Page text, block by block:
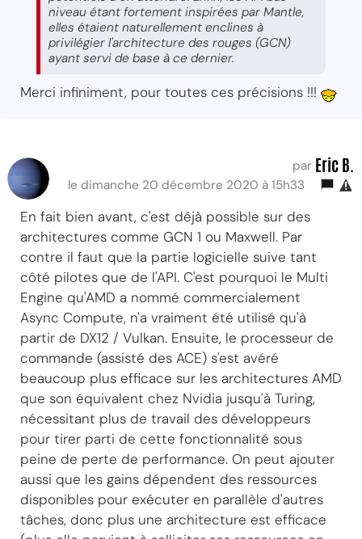
niveau étant fortement inspirées par Mantle,
elles étaient naturellement enclines à
privilégier l'architecture des rouges (GCN)
ayant servi de base à ce dernier.
Merci infiniment, pour toutes ces précisions !!!
par Eric B.
le dimanche 20 décembre 2020 à 15h33
En fait bien avant, c'est déjà possible sur des
architectures comme GCN 1 ou Maxwell. Par
contre il faut que la partie logicielle suive tant
côté pilotes que de l'API. C'est pourquoi le Multi
Engine qu'AMD a nommé commercialement
Async Compute, n'a vraiment été utilisé qu'à
partir de DX12 / Vulkan. Ensuite, le processeur de
commande (assisté des ACE) s'est avéré
beaucoup plus efficace sur les architectures AMD
que son équivalent chez Nvidia jusqu'à Turing,
nécessitant plus de travail des développeurs
pour tirer parti de cette fonctionnalité sous
peine de perte de performance. On peut ajouter
aussi que les gains dépendent des ressources
disponibles pour exécuter en parallèle d'autres
tâches, donc plus une architecture est efficace